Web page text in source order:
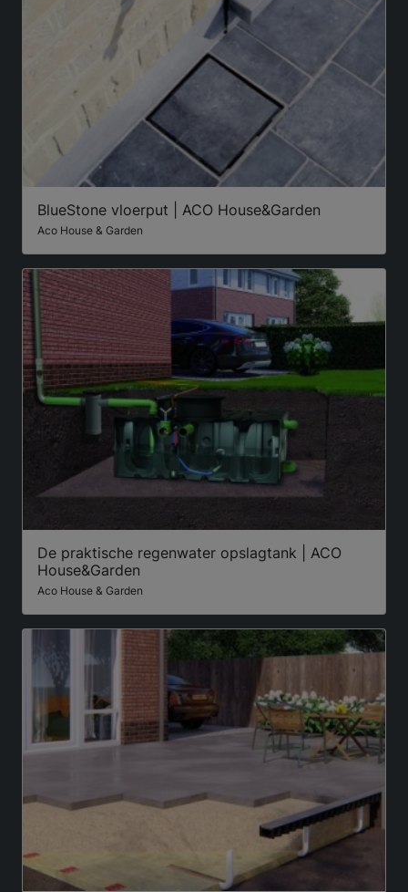
BlueStone vloerput | ACO House&Garden
Aco House & Garden
De praktische regenwater opslagtank | ACO
House&Garden
Aco House & Garden